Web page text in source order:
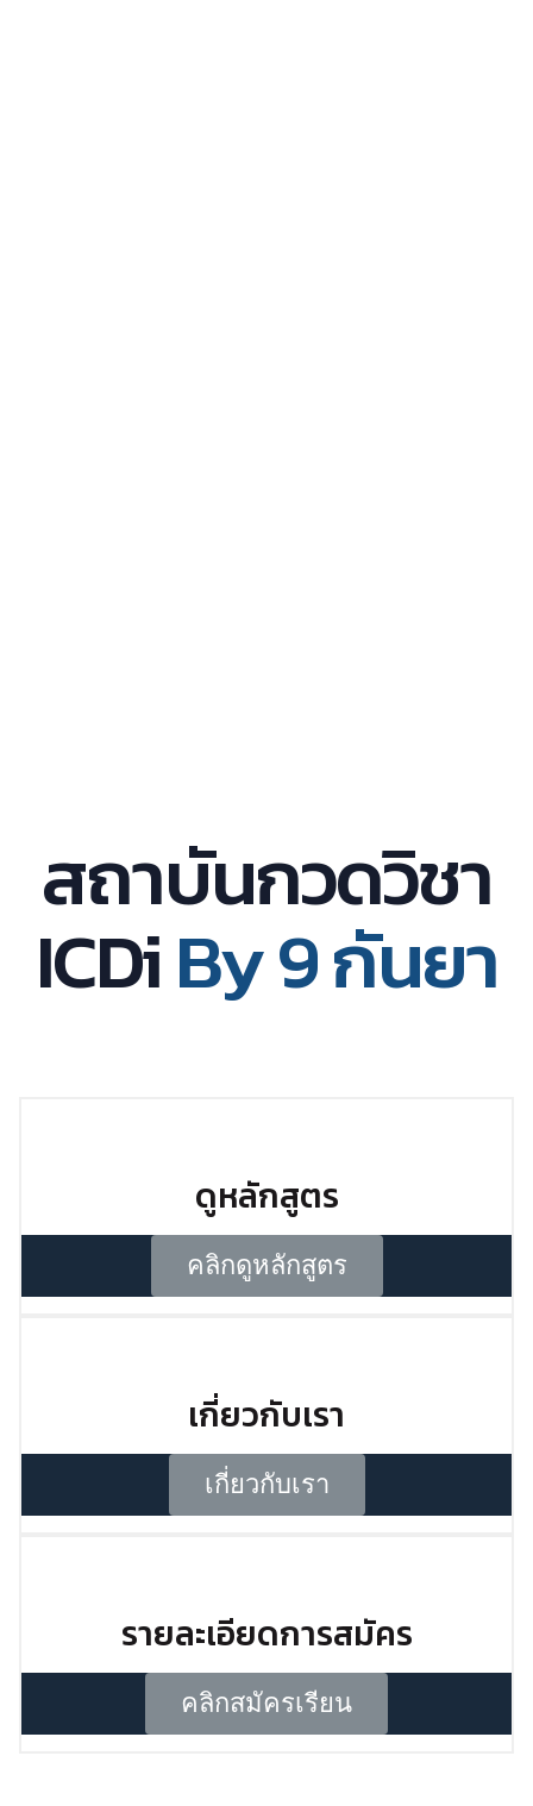
สถาบันกวดวิชา
ICDiBy 9 กันยา
ดูหลักสูตร
คลิกดูหลักสูตร
เกี่ยวกับเรา
เกี่ยวกับเรา
รายละเอียดการสมัคร
คลิกสมัครเรียน